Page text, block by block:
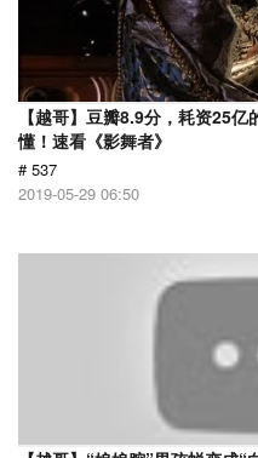
【越哥】豆瓣8.9分，耗资25
懂！速看《影舞者》
# 537
2019-05-29 06:50